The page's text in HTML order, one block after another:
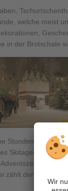
welche meist
in der Brotschale
Stunden zu zweit,
Skitages: Der
Auch die
zählt der